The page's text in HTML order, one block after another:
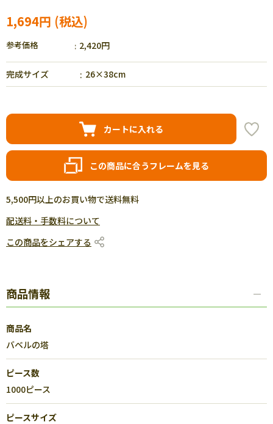
1,694円
参考価格 2,420円
完成サイズ 26×38cm
カートに入れる
この商品に合うフレームを見る
5,500円以上のお買い物で送料無料
配送料・手数料について
この商品をシェアする
商品情報
商品名
バベルの塔
ピース数
1000ピース
ピースサイズ